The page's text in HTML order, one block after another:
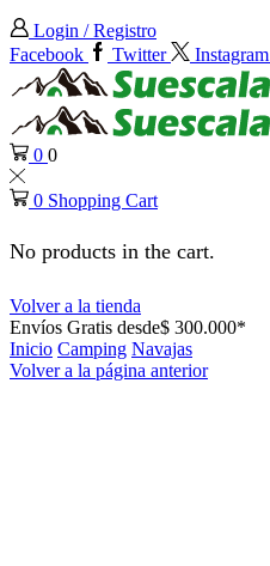
Login / Registro
Facebook
Twitter Instagram
0 0
0 Shopping Cart
No products in the cart.
Volver a la tienda
Envíos Gratis desde$ 300.000*
Inicio Camping Navajas
Volver a la página anterior